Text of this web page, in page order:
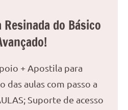
do Básico
+ Apostila para
das aulas com passo a
Suporte de acesso